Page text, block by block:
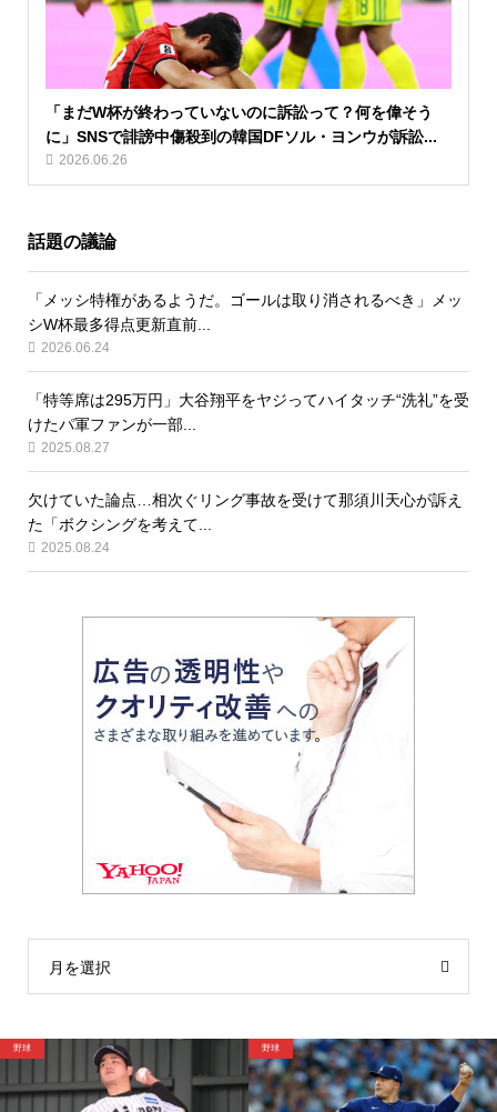
「まだW杯が終わっていないのに訴訟って？何を偉そう
に」SNSで誹謗中傷殺到の韓国DFソル・ヨンウが訴訟...
2026.06.26
話題の議論
「メッシ特権があるようだ。ゴールは取り消されるべき」メッ
シW杯最多得点更新直前...
2026.06.24
「特等席は295万円」大谷翔平をヤジってハイタッチ“洗礼”を受
けたパ軍ファンが一部...
2025.08.27
欠けていた論点…相次ぐリング事故を受けて那須川天心が訴え
た「ボクシングを考えて...
2025.08.24
月を選択
野球 サッカー